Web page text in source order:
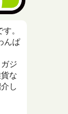
。
んぱ
ジ
な
し